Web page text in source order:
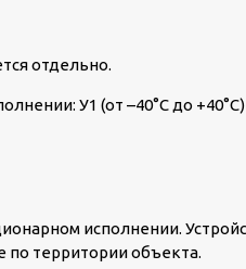
отдельно.
У1 (от –40°C до
исполнении.
территории объекта.